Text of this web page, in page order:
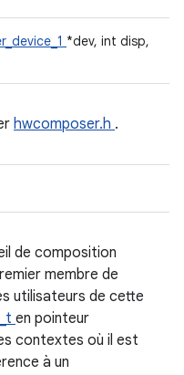
*dev, int disp,
hwcomposer.h .
de composition
membre de
utilisateurs de cette
en pointeur
contextes où il est
à un